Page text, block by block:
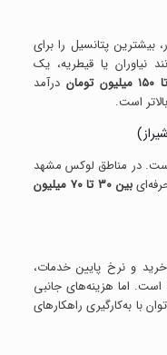
بیشترین پتانسیل را برای
نیاوران یا قیطریه، یک
درآمد
است.
در مناطق لوکس مشهد
بین ۳۰ تا ۷۰ میلیون
و نرخ پایین خدمات،
است. اما هزینه‌های جانبی
با به‌کارگیری راهکارهای